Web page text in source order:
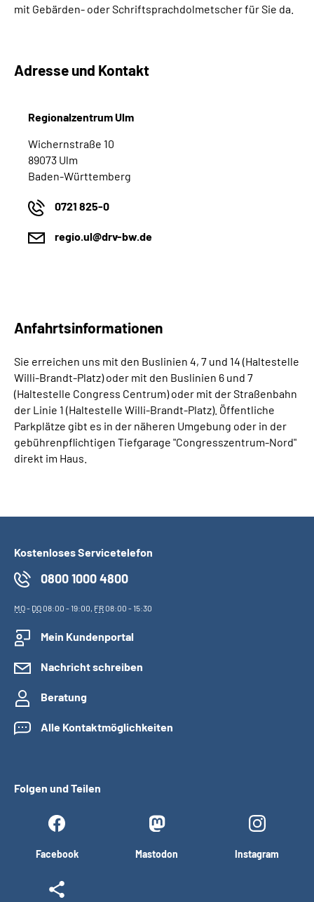
mit Gebärden- oder Schriftsprachdolmetscher für Sie da.
Adresse und Kontakt
Regionalzentrum Ulm
Wichernstraße 10
89073 Ulm
Baden-Württemberg
0721 825-0
regio.ul@drv-bw.de
Anfahrtsinformationen
Sie erreichen uns mit den Buslinien 4, 7 und 14 (Haltestelle
Willi-Brandt-Platz) oder mit den Buslinien 6 und 7
(Haltestelle Congress Centrum) oder mit der Straßenbahn
der Linie 1 (Haltestelle Willi-Brandt-Platz). Öffentliche
Parkplätze gibt es in der näheren Umgebung oder in der
gebührenpflichtigen Tiefgarage "Congresszentrum-Nord"
direkt im Haus.
Kostenloses Servicetelefon
0800 1000 4800
MO- DO08:00 - 19:00, FR08:00 - 15:30
Mein Kundenportal
Nachricht schreiben
Beratung
Alle Kontaktmöglichkeiten
Folgen und Teilen
Facebook Mastodon Instagram